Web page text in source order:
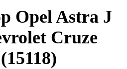
Opel Astra J
Cruze